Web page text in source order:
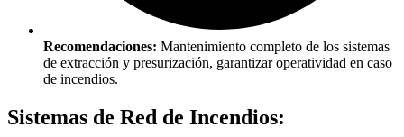
Recomendaciones: Mantenimiento completo de los sistemas
de extracción y presurización, garantizar operatividad en caso
de incendios.
Sistemas de Red de Incendios: